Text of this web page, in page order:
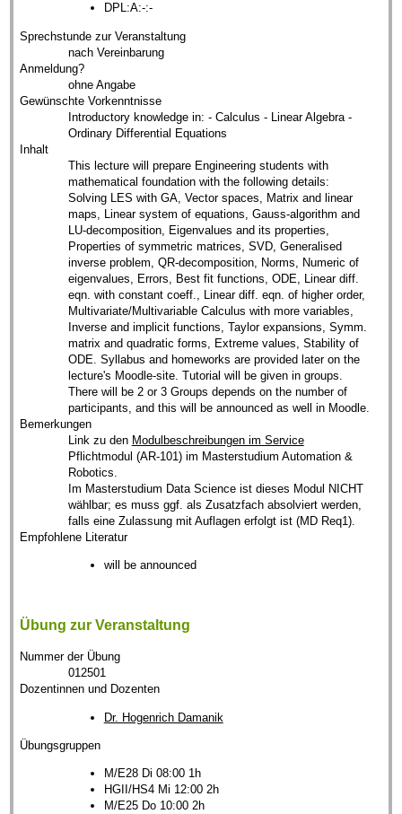
DPL:A:-:-
Sprechstunde zur Veranstaltung
nach Vereinbarung
Anmeldung?
ohne Angabe
Gewünschte Vorkenntnisse
Introductory knowledge in: - Calculus - Linear Algebra -
Ordinary Differential Equations
Inhalt
This lecture will prepare Engineering students with
mathematical foundation with the following details:
Solving LES with GA, Vector spaces, Matrix and linear
maps, Linear system of equations, Gauss-algorithm and
LU-decomposition, Eigenvalues and its properties,
Properties of symmetric matrices, SVD, Generalised
inverse problem, QR-decomposition, Norms, Numeric of
eigenvalues, Errors, Best fit functions, ODE, Linear diff.
eqn. with constant coeff., Linear diff. eqn. of higher order,
Multivariate/Multivariable Calculus with more variables,
Inverse and implicit functions, Taylor expansions, Symm.
matrix and quadratic forms, Extreme values, Stability of
ODE. Syllabus and homeworks are provided later on the
lecture's Moodle-site. Tutorial will be given in groups.
There will be 2 or 3 Groups depends on the number of
participants, and this will be announced as well in Moodle.
Bemerkungen
Link zu den Modulbeschreibungen im Service
Pflichtmodul (AR-101) im Masterstudium Automation &
Robotics.
Im Masterstudium Data Science ist dieses Modul NICHT
wählbar; es muss ggf. als Zusatzfach absolviert werden,
falls eine Zulassung mit Auflagen erfolgt ist (MD Req1).
Empfohlene Literatur
will be announced
Übung zur Veranstaltung
Nummer der Übung
012501
Dozentinnen und Dozenten
Dr. Hogenrich Damanik
Übungsgruppen
M/E28 Di 08:00 1h
HGII/HS4 Mi 12:00 2h
M/E25 Do 10:00 2h